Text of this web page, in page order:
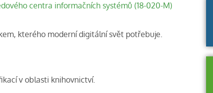
centra informačních systémů (18-020-M)
kterého moderní digitální svět potřebuje.
v oblasti knihovnictví.